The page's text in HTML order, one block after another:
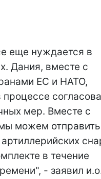
еще нуждается в
Дания, вместе с
ЕС и НАТО,
процессе
мер. Вместе с
можем отправить
в течение
- заявил